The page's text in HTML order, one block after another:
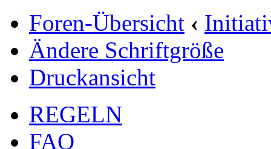
Foren-Übersicht ‹
Ändere Schriftgröße
Druckansicht
REGELN
FAQ